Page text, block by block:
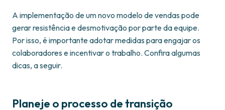
A implementação de um novo modelo de vendas pode
gerar resistência e desmotivação por parte da equipe.
Por isso, é importante adotar medidas para engajar os
colaboradores e incentivar o trabalho. Confira algumas
dicas, a seguir.
Planeje o processo de transição